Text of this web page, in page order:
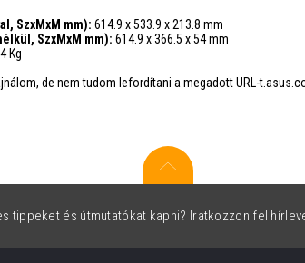
SzxMxM mm): 614.9 x 533.9 x 213.8 mm
SzxMxM mm): 614.9 x 366.5 x 54 mm
Kg
de nem tudom lefordítani a megadott URL-
tippeket és útmutatókat kapni? Iratkozzon fel